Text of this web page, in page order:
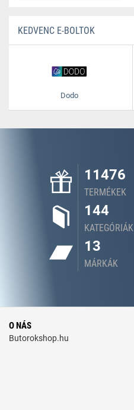
KEDVENC E-BOLTOK
Dodo
11476
TERMÉKEK
144
KATEGÓRIÁK
13
MÁRKÁK
O NÁS
Butorokshop.hu